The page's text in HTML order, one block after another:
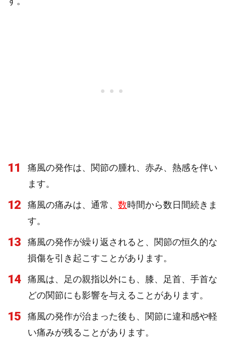
11
痛風の発作は、関節の腫れ、赤み、熱感を伴い
ます。
12 痛風の痛みは、通常、 数時間から数日間続きま
す。
13
痛風の発作が繰り返されると、関節の恒久的な
損傷を引き起こすことがあります。
14
痛風は、足の親指以外にも、膝、足首、手首な
どの関節にも影響を与えることがあります。
15
痛風の発作が治まった後も、関節に違和感や軽
い痛みが残ることがあります。